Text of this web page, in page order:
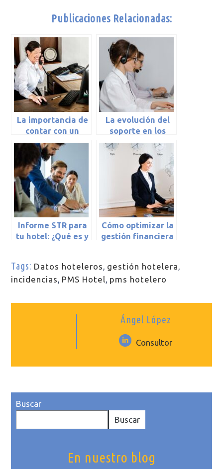
Publicaciones Relacionadas:
La importancia de
contar con un
gestor de
incidencias en tu
PMS hotelero
La evolución del
soporte en los
PMS hoteleros
Informe STR para
tu hotel: ¿Qué es y
Cómo optimizar la
gestión financiera
Tags: Datos hoteleros gestión hotelera
incidencias PMS Hotel pms hotelero
Ángel López
Consultor
Buscar
Buscar
En nuestro blog